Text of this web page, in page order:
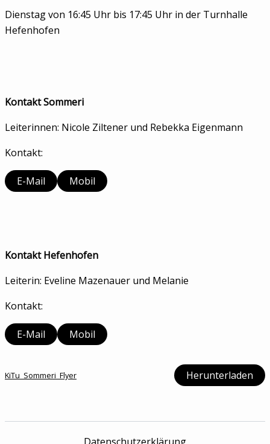
Dienstag von 16:45 Uhr bis 17:45 Uhr in der Turnhalle
Hefenhofen
Kontakt Sommeri
Leiterinnen: Nicole Ziltener und Rebekka Eigenmann
Kontakt:
E-Mail Mobil
Kontakt Hefenhofen
Leiterin: Eveline Mazenauer und Melanie
Kontakt:
E-Mail Mobil
KiTu_Sommeri_Flyer Herunterladen